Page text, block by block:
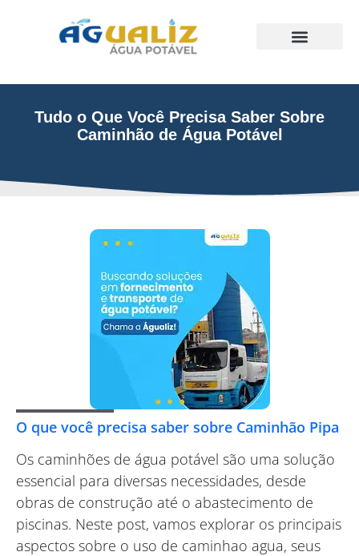
Tudo o Que Você Precisa Saber Sobre
Caminhão de Água Potável
O que você precisa saber sobre Caminhão Pipa
Os caminhões de água potável são uma solução
essencial para diversas necessidades, desde
obras de construção até o abastecimento de
piscinas. Neste post, vamos explorar os principais
aspectos sobre o uso de caminhao agua, seus